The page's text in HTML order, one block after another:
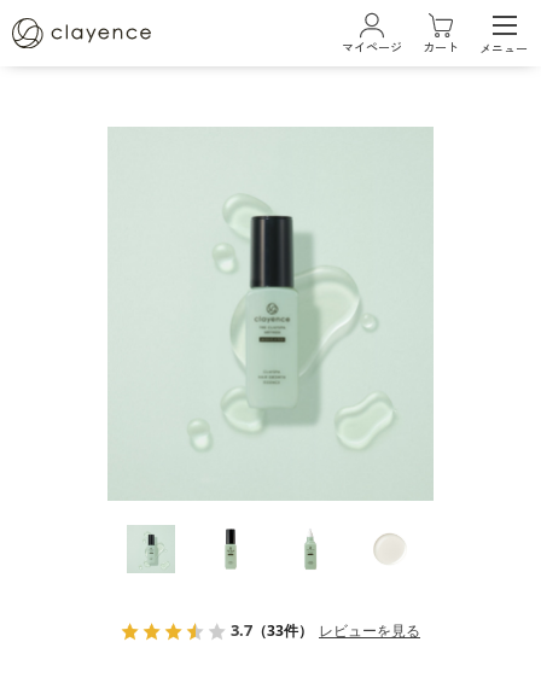
カラーケアシリーズ
クレイスパ
マイページ カート メニュー
3.7 （33件） レビューを見る